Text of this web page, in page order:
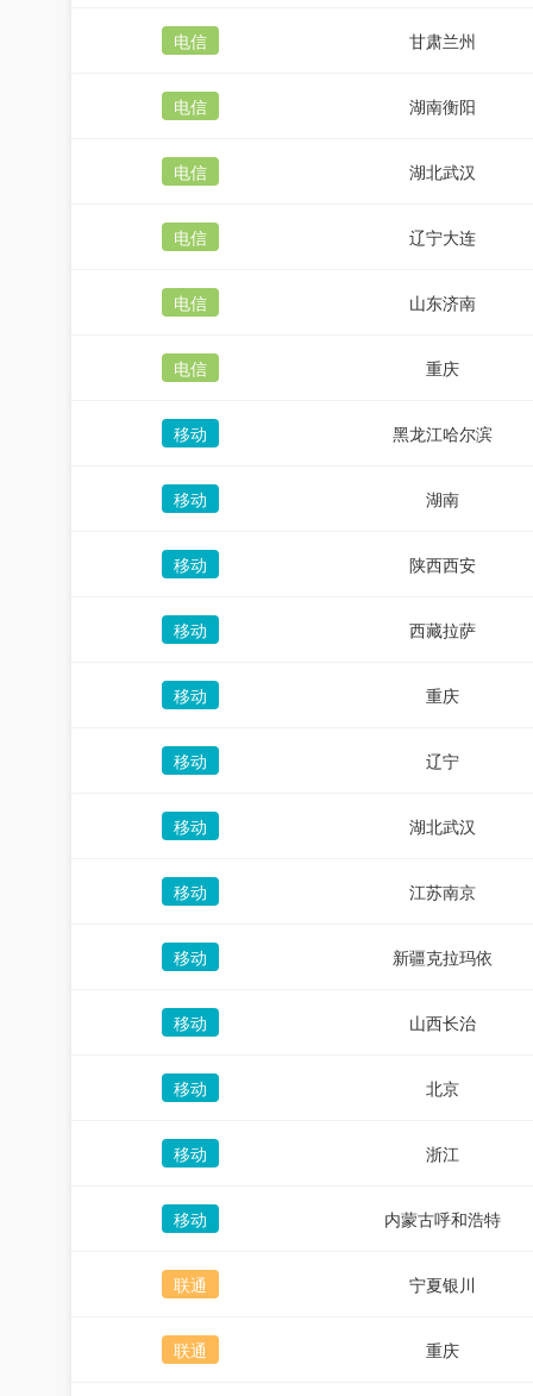
电信 甘肃兰州
电信 湖南衡阳
电信 湖北武汉
电信 辽宁大连
电信 山东济南
电信 重庆
移动 黑龙江哈尔滨
移动 湖南
移动 陕西西安
移动 西藏拉萨
移动 重庆
移动 辽宁
移动 湖北武汉
移动 江苏南京
移动 新疆克拉玛依
移动 山西长治
移动 北京
移动 浙江
移动 内蒙古呼和浩特
联通 宁夏银川
联通 重庆